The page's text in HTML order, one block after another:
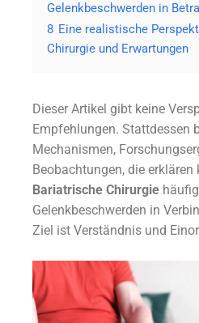
Gelenkbeschwerden in
8 Eine realistische
Chirurgie und Erwartungen
Dieser Artikel gibt keine
Empfehlungen. Stattdessen
Mechanismen,
Beobachtungen, die erklären
Bariatrische Chirurgie
Gelenkbeschwerden in
Ziel ist Verständnis und